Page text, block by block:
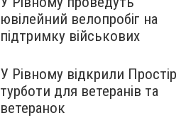
ювілейний велопробіг на
підтримку військових
У Рівному відкрили Простір
турботи для ветеранів та
ветеранок